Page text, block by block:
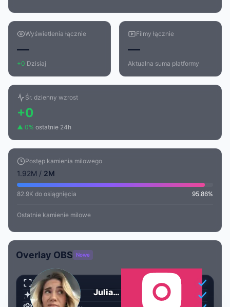
Wyświetlenia łącznie
—
+0 Dzisiaj
Filmy łącznie
—
Aktualna suma platformy
Śr. dzienny wzrost
+0
▲ 0% ostatnie 24h
Postęp kamienia milowego
1.92M / 2M
82.9K do osiągnięcia 95.86%
Ostatnie kamienie milowe
Overlay OBS Nowe
Julia Kostera
Przezroczysty
Animowany